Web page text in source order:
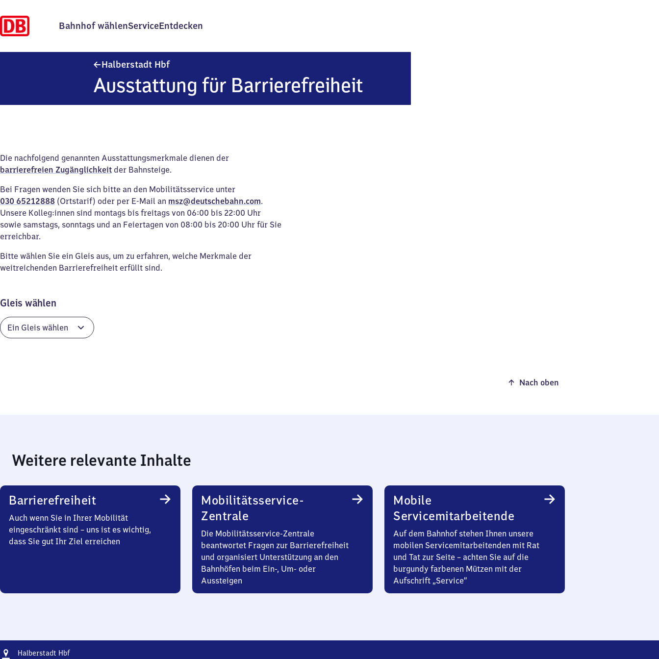
Bahnhof wählenServiceEntdecken
Halberstadt HbfHalberstadt Hauptbahnhof
Ausstattung für Barrierefreiheit
Die nachfolgend genannten Ausstattungsmerkmale dienen der
barrierefreien Zugänglichkeit der Bahnsteige.
Bei Fragen wenden Sie sich bitte an den Mobilitätsservice unter
030 65212888 (Ortstarif) oder per E-Mail an msz@deutschebahn.com.
Unsere Kolleg:innen sind montags bis freitags von 06:00 bis 22:00 Uhr
sowie samstags, sonntags und an Feiertagen von 08:00 bis 20:00 Uhr für Sie
erreichbar.
Bitte wählen Sie ein Gleis aus, um zu erfahren, welche Merkmale der
weitreichenden Barrierefreiheit erfüllt sind.
Gleis wählen
Nach oben
Weitere relevante Inhalte
Barrierefreiheit
Auch wenn Sie in Ihrer Mobilität
eingeschränkt sind – uns ist es wichtig,
dass Sie gut Ihr Ziel erreichen
Mobilitätsservice-
Zentrale
Die Mobilitätsservice-Zentrale
beantwortet Fragen zur Barrierefreiheit
und organisiert Unterstützung an den
Bahnhöfen beim Ein-, Um- oder
Aussteigen
Mobile
Servicemitarbeitende
Auf dem Bahnhof stehen Ihnen unsere
mobilen Servicemitarbeitenden mit Rat
und Tat zur Seite – achten Sie auf die
burgundy farbenen Mützen mit der
Aufschrift „Service“
Adresse
Halberstadt HbfHalberstadt